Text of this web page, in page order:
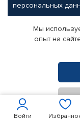
Войти
персональных
Партнерам
Корпоративным
Поставщикам
© КАМАЗ ЦЕНТР
Интернет-магазин
Мы
опыт на